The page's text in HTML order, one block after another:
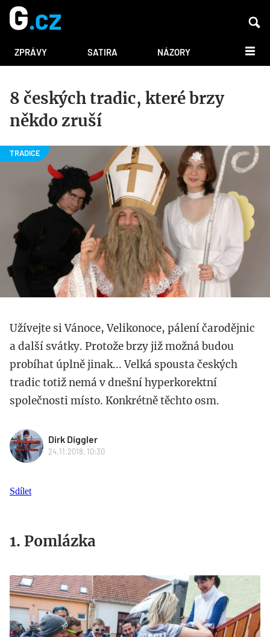
ZPRÁVY SATIRA NÁZORY DALŠÍ
8 českých tradic, které brzy
někdo zruší
Užívejte si Vánoce, Velikonoce, pálení čarodějnic
a další svátky. Protože brzy již možná budou
probíhat úplně jinak... Velká spousta českých
tradic totiž nemá v dnešní hyperkorektní
společnosti místo. Konkrétně těchto osm.
Dirk Diggler
24.11.2018, 10:30
Sdílet
1. Pomlázka
profimedia-
0237944947.jpg